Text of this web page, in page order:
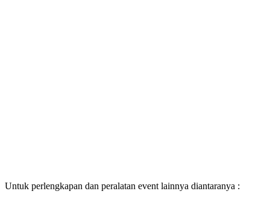
Untuk perlengkapan dan peralatan event lainnya diantaranya :